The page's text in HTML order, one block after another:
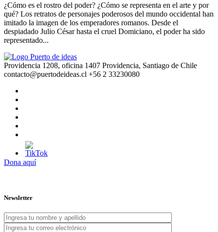
¿Cómo es el rostro del poder? ¿Cómo se representa en el arte y por
qué? Los retratos de personajes poderosos del mundo occidental han
imitado la imagen de los emperadores romanos. Desde el
despiadado Julio César hasta el cruel Domiciano, el poder ha sido
representado...
Providencia 1208, oficina 1407 Providencia, Santiago de Chile
contacto@puertodeideas.cl +56 2 33230080
Dona aquí
Newsletter